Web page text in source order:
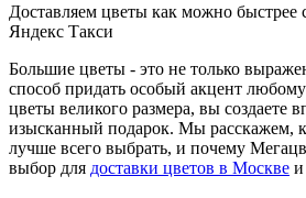
Доставляем цветы как можно быстрее
Яндекс Такси
Большие цветы - это не только
способ придать особый акцент
цветы великого размера, вы создаете
изысканный подарок. Мы расскажем,
лучше всего выбрать, и почему
выбор для доставки цветов в Москве и